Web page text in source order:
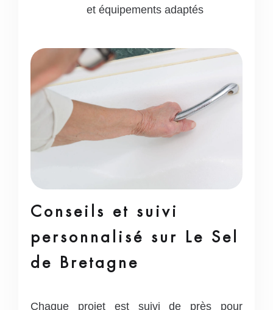
et équipements adaptés
Conseils et suivi
personnalisé sur Le Sel
de Bretagne
Chaque projet est suivi de près pour